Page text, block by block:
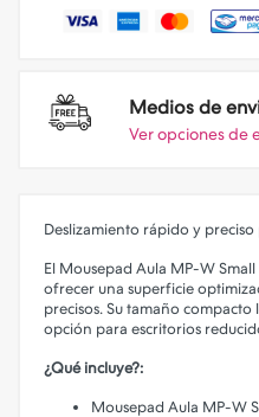
Medios de
Ver opciones de
Deslizamiento rápido y
El Mousepad Aula MP-W
ofrecer una superficie
precisos. Su tamaño
opción para escritorios
¿Qué incluye?:
Mousepad Aula MP-W